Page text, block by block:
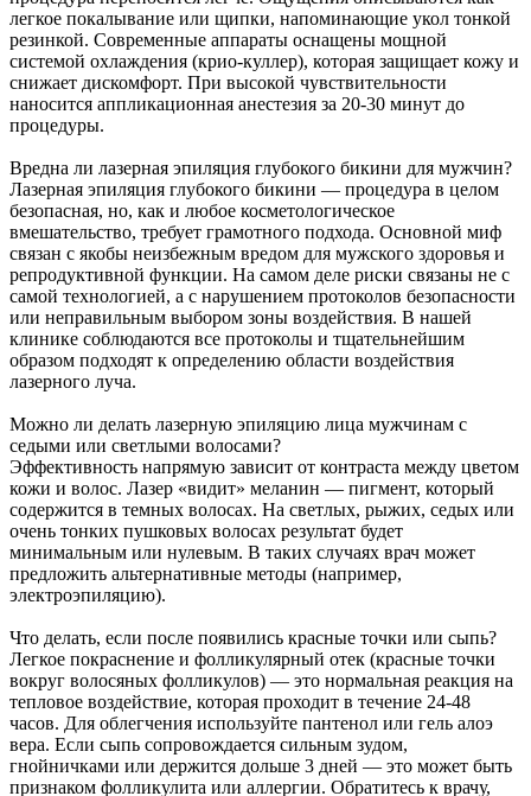
легкое покалывание или щипки, напоминающие укол тонкой
резинкой. Современные аппараты оснащены мощной
системой охлаждения (крио-куллер), которая защищает кожу и
снижает дискомфорт. При высокой чувствительности
наносится аппликационная анестезия за 20-30 минут до
процедуры.
Вредна ли лазерная эпиляция глубокого бикини для мужчин?
Лазерная эпиляция глубокого бикини — процедура в целом
безопасная, но, как и любое косметологическое
вмешательство, требует грамотного подхода. Основной миф
связан с якобы неизбежным вредом для мужского здоровья и
репродуктивной функции. На самом деле риски связаны не с
самой технологией, а с нарушением протоколов безопасности
или неправильным выбором зоны воздействия. В нашей
клинике соблюдаются все протоколы и тщательнейшим
образом подходят к определению области воздействия
лазерного луча.
Можно ли делать лазерную эпиляцию лица мужчинам с
седыми или светлыми волосами?
Эффективность напрямую зависит от контраста между цветом
кожи и волос. Лазер «видит» меланин — пигмент, который
содержится в темных волосах. На светлых, рыжих, седых или
очень тонких пушковых волосах результат будет
минимальным или нулевым. В таких случаях врач может
предложить альтернативные методы (например,
электроэпиляцию).
Что делать, если после появились красные точки или сыпь?
Легкое покраснение и фолликулярный отек (красные точки
вокруг волосяных фолликулов) — это нормальная реакция на
тепловое воздействие, которая проходит в течение 24-48
часов. Для облегчения используйте пантенол или гель алоэ
вера. Если сыпь сопровождается сильным зудом,
гнойничками или держится дольше 3 дней — это может быть
признаком фолликулита или аллергии. Обратитесь к врачу,